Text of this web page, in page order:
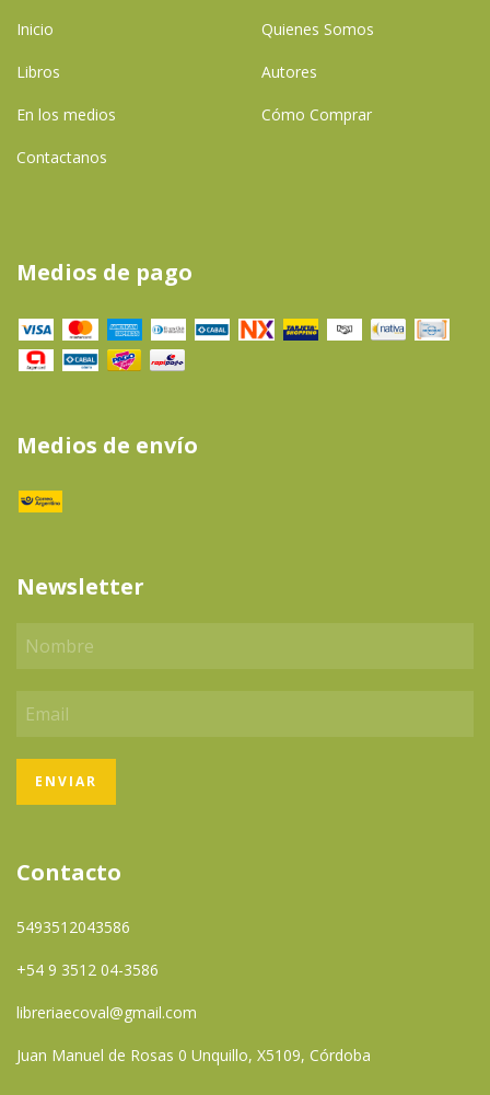
Inicio Quienes Somos
Libros Autores
En los medios Cómo Comprar
Contactanos
Medios de pago
Medios de envío
Newsletter
Contacto
5493512043586
+54 9 3512 04-3586
libreriaecoval@gmail.com
Juan Manuel de Rosas 0 Unquillo, X5109, Córdoba